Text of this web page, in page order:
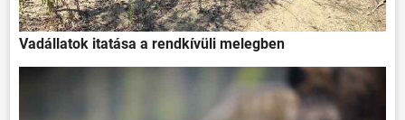
Vadállatok itatása a rendkívüli melegben